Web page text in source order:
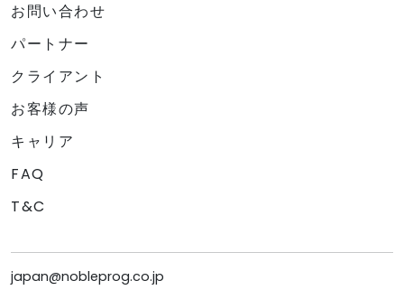
お問い合わせ
パートナー
クライアント
お客様の声
キャリア
FAQ
T&C
japan@nobleprog.co.jp